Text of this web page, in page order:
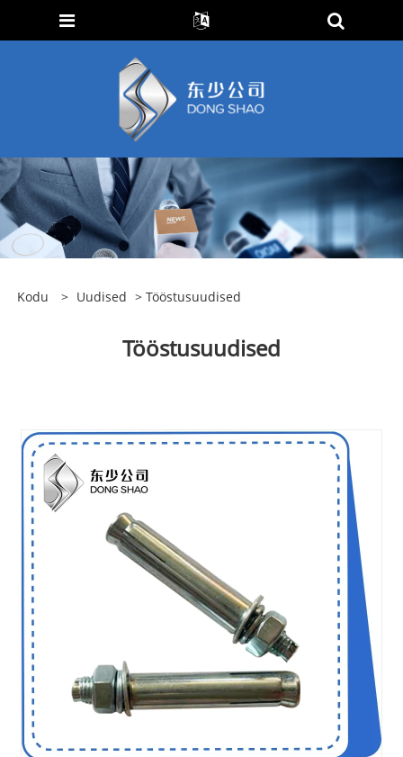
Kodu > Uudised > Tööstusuudised
Tööstusuudised